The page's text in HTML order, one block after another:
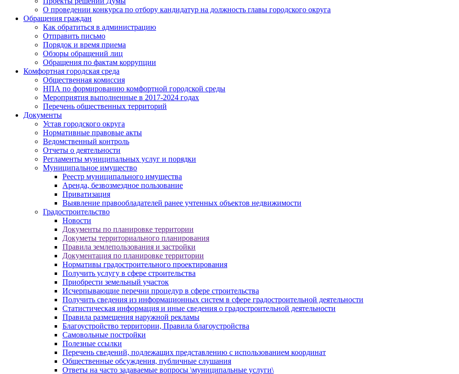
О проведении конкурса по отбору кандидатур на должность главы городского округа
Обращения граждан
Как обратиться в администрацию
Отправить письмо
Порядок и время приема
Обзоры обращений лиц
Обращения по фактам коррупции
Комфортная городская среда
Общественная комиссия
НПА по формированию комфортной городской среды
Мероприятия выполненные в 2017-2024 годах
Перечень общественных территорий
Документы
Устав городского округа
Нормативные правовые акты
Ведомственный контроль
Отчеты о деятельности
Регламенты муниципальных услуг и порядки
Муниципальное имущество
Реестр муниципального имущества
Аренда, безвозмездное пользование
Приватизация
Выявление правообладателей ранее учтенных объектов недвижимости
Градостроительство
Новости
Документы по планировке территории
Докуметы территориального планирования
Правила землепользования и застройки
Документация по планировке территории
Нормативы градостроительного проектирования
Получить услугу в сфере строительства
Приобрести земельный участок
Исчерпывающие перечни процедур в сфере строительства
Получить сведения из информационных систем в сфере градостроительной деятельности
Статистическая информация и иные сведения о градостроительной деятельности
Правила размещения наружной рекламы
Благоустройство территории, Правила благоустройства
Самовольные постройки
Полезные ссылки
Перечень сведений, подлежащих представлению с использованием координат
Общественные обсуждения, публичные слушания
Ответы на часто задаваемые вопросы \муниципальные услуги\